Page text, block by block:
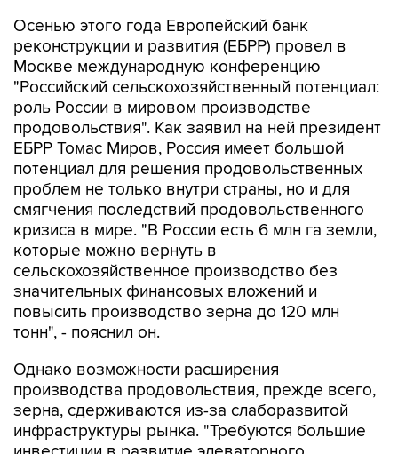
Осенью этого года Европейский банк
реконструкции и развития (ЕБРР) провел в
Москве международную конференцию
"Российский сельскохозяйственный потенциал:
роль России в мировом производстве
продовольствия". Как заявил на ней президент
ЕБРР Томас Миров, Россия имеет большой
потенциал для решения продовольственных
проблем не только внутри страны, но и для
смягчения последствий продовольственного
кризиса в мире. "В России есть 6 млн га земли,
которые можно вернуть в
сельскохозяйственное производство без
значительных финансовых вложений и
повысить производство зерна до 120 млн
тонн", - пояснил он.
Однако возможности расширения
производства продовольствия, прежде всего,
зерна, сдерживаются из-за слаборазвитой
инфраструктуры рынка. "Требуются большие